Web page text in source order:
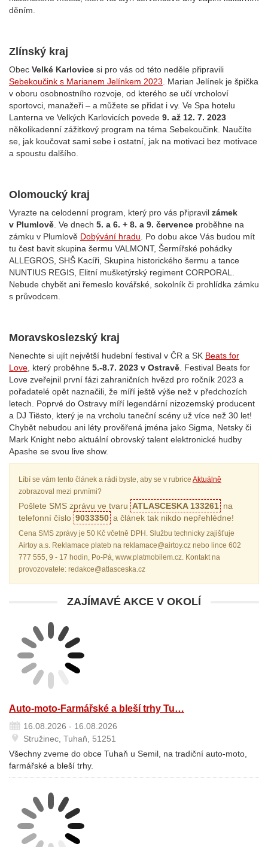
děním.
Zlínský kraj
Obec Velké Karlovice si pro vás od této neděle připravili
Sebekoučink s Marianem Jelínkem 2023
Marian Jelínek je špička
v oboru osobnostního rozvoje, od kterého se učí vrcholoví
sportovci, manažeři – a můžete se přidat i vy. Ve Spa hotelu
Lanterna ve Velkých Karlovicích povede 9. až 12. 7. 2023
několikadenní zážitkový program na téma Sebekoučink. Naučíte
se, jak koučovat sami sebe i ostatní, jak na motivaci bez motivace
a spoustu dalšího.
Olomoucký kraj
Vyrazte na celodenní program, který pro vás připravil zámek
v Plumlově Ve dnech 5. a 6. + 8. a 9. července proběhne na
zámku v Plumlově Dobývání hradu . Po dobu akce Vás budou mít
tu čest bavit skupina šermu VALMONT, Šermířské pohádky
ALLEGROS, SHŠ Kacíři, Skupina historického šermu a tance
NUNTIUS REGIS, Elitní mušketýrský regiment CORPORAL.
Nebude chybět ani řemeslo kovářské, sokolník či prohlídka zámku
s průvodcem.
Moravskoslezský kraj
Nenechte si ujít největší hudební festival v ČR a SK Beats for
Love , který proběhne 5.-8.7. 2023 v Ostravě Festival Beats for
Love zveřejnil první fázi zahraničních hvězd pro ročník 2023 a
pořadatelé opět naznačili, že míří ještě výše než v předchozích
letech. Poprvé do Ostravy míří legendární nizozemský producent
a DJ Tiësto, který je na vrcholu taneční scény už více než 30 let!
Chybět nebudou ani léty prověřená jména jako Sigma, Netsky či
Mark Knight nebo aktuální obrovský talent elektronické hudby
Apashe se svou live show.
Líbí se vám tento článek a rádi byste, aby se v rubrice Aktuálně
zobrazoval mezi prvními?
Pošlete SMS zprávu ve tvaru ATLASCESKA 133261 na
telefonní číslo 9033350 a článek tak nikdo nepřehlédne!
Cena SMS zprávy je 50 Kč včetně DPH. Službu technicky zajišťuje
Airtoy a.s. Reklamace plateb na reklamace@airtoy.cz nebo lince 602
777 555, 9 - 17 hodin, Po-Pá, www.platmobilem.cz. Kontakt na
provozovatele: redakce@atlasceska.cz
ZAJÍMAVÉ AKCE V OKOLÍ
Auto-moto-Farmářské a bleší trhy Tu…
16.08.2026 - 16.08.2026
Stružinec, Tuhaň, 51251
Všechny zveme do obce Tuhaň u Semil, na tradiční auto-moto,
farmářské a bleší trhy.